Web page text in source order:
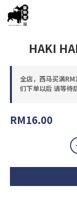
HAKI
全店，西马买满
们下单以后 请等待
RM16.00